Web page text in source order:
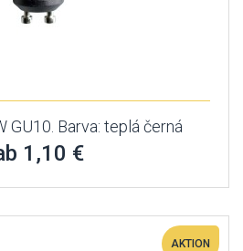
GU10. Barva: teplá černá
1,10 €
AKTION